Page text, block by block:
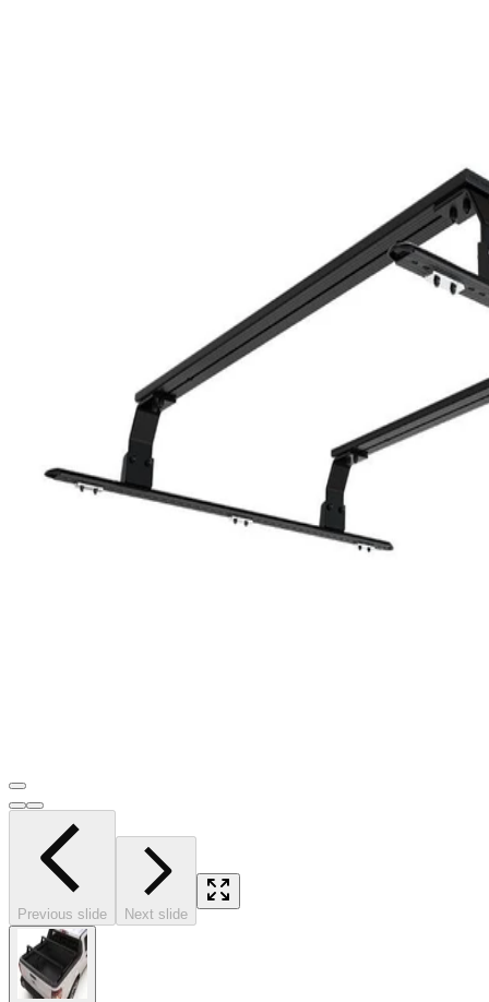
Previous slide Next slide